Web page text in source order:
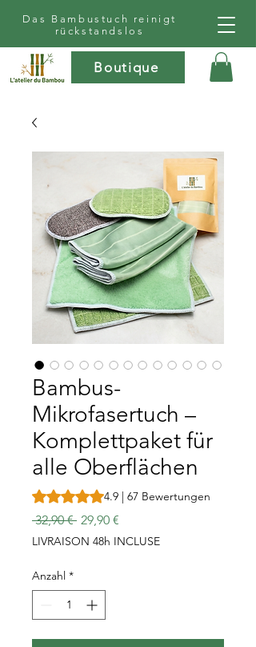
Das Bambustuch reinigt
rückstandslos
Boutique
Bambus-
Mikrofasertuch –
Komplettpaket für
alle Oberflächen
Das Rating beträgt 4.9 von fünf
4.9 | 67 Bewertungen
32,90 € Standardpreis
29,90 €
Preis
LIVRAISON 48h INCLUSE
Anzahl *